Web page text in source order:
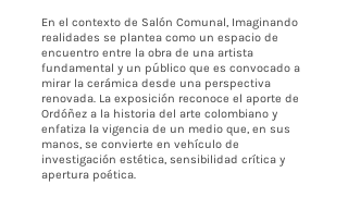
En el contexto de Salón Comunal, Imaginando
realidades se plantea como un espacio de
encuentro entre la obra de una artista
fundamental y un público que es convocado a
mirar la cerámica desde una perspectiva
renovada. La exposición reconoce el aporte de
Ordóñez a la historia del arte colombiano y
enfatiza la vigencia de un medio que, en sus
manos, se convierte en vehículo de
investigación estética, sensibilidad crítica y
apertura poética.